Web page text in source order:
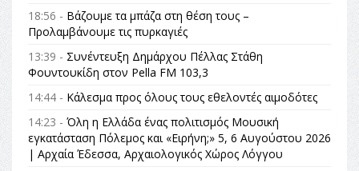
18:56 - Βάζουμε τα μπάζα στη θέση τους –
Προλαμβάνουμε τις πυρκαγιές
13:39 - Συνέντευξη Δημάρχου Πέλλας Στάθη
Φουντουκίδη στον Pella FM 103,3
14:44 - Κάλεσμα προς όλους τους εθελοντές αιμοδότες
14:23 - Όλη η Ελλάδα ένας πολιτισμός Μουσική
εγκατάσταση Πόλεμος και «Ειρήνη;» 5, 6 Αυγούστου 2026
| Αρχαία Έδεσσα, Αρχαιολογικός Χώρος Λόγγου